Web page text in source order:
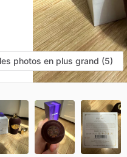
photos en plus grand (5)